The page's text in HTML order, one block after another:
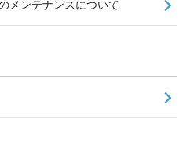
メンテナンスについて